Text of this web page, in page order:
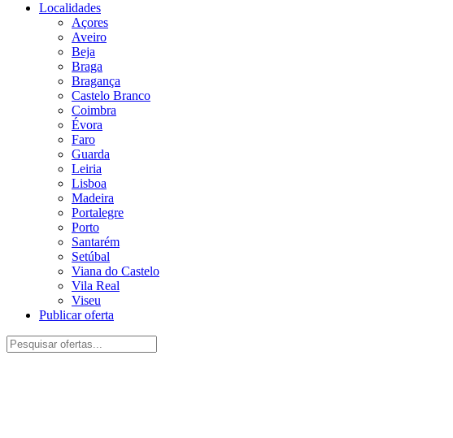
Localidades
Açores
Aveiro
Beja
Braga
Bragança
Castelo Branco
Coimbra
Évora
Faro
Guarda
Leiria
Lisboa
Madeira
Portalegre
Porto
Santarém
Setúbal
Viana do Castelo
Vila Real
Viseu
Publicar oferta